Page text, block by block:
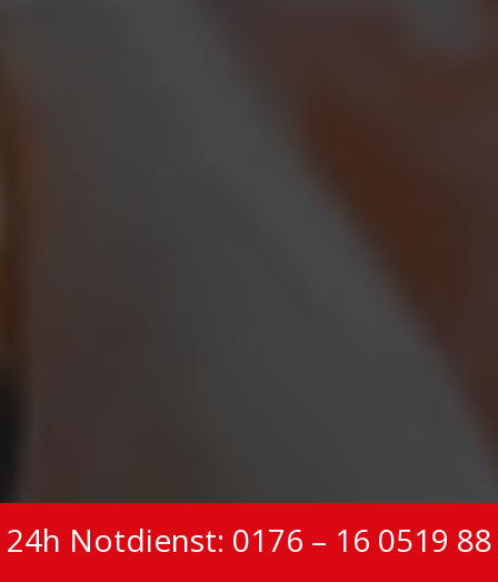
24h Notdienst: 0176 – 16 0519 88